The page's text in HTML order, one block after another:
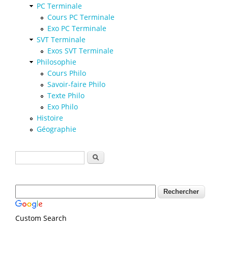
PC Terminale
Cours PC Terminale
Exo PC Terminale
SVT Terminale
Exos SVT Terminale
Philosophie
Cours Philo
Savoir-faire Philo
Texte Philo
Exo Philo
Histoire
Géographie
Formulaire de recherche
Rechercher
Custom Search